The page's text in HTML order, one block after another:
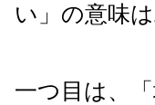
い」の意味
一つ目は、